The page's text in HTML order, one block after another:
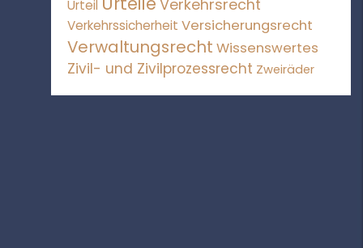
Urteil
Verkehrsrecht
Verkehrssicherheit Versicherungsrecht
Verwaltungsrecht Wissenswertes
Zivil- und Zivilprozessrecht Zweiräder